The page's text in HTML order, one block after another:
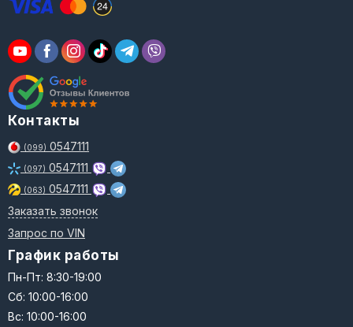
Контакты
(099) 0547111
(097) 0547111
(063) 0547111
Заказать звонок
Запрос по VIN
График работы
Пн-Пт: 8:30-19:00
Сб: 10:00-16:00
Вс: 10:00-16:00